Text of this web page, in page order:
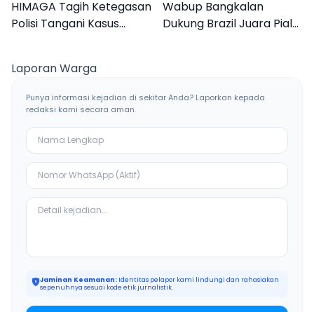
HIMAGA Tagih Ketegasan
Polisi Tangani Kasus
Wabup Bangkalan
Dukung Brazil Juara Piala
Laporan Warga
Punya informasi kejadian di sekitar Anda? Laporkan kepada
redaksi kami secara aman.
Jaminan Keamanan: Identitas pelapor kami lindungi dan rahasiakan
sepenuhnya sesuai kode etik jurnalistik.